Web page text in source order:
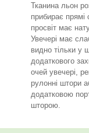
Тканина льон
прибирає прямі
просвіт має
Увечері має
видно тільки у
додаткового
очей увечері,
рулонні штори
додатковою
шторою.